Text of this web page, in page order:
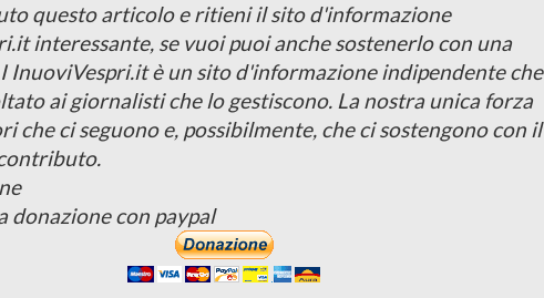
questo articolo e ritieni il sito d'informazione
interessante, se vuoi puoi anche sostenerlo con una
InuoviVespri.it è un sito d'informazione indipendente che
ai giornalisti che lo gestiscono. La nostra unica forza
che ci seguono e, possibilmente, che ci sostengono con il
donazione con paypal